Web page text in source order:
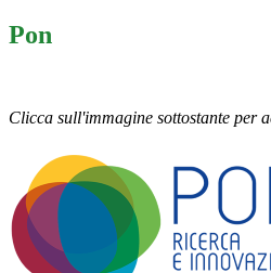
Pon
Clicca sull'immagine sottostante per